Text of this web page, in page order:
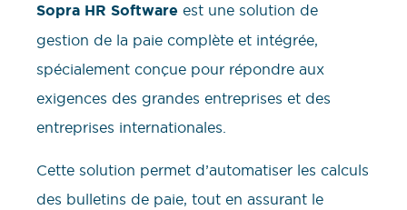
Sopra HR Software est une solution de
gestion de la paie complète et intégrée,
spécialement conçue pour répondre aux
exigences des grandes entreprises et des
entreprises internationales.
Cette solution permet d’automatiser les calculs
des bulletins de paie, tout en assurant le